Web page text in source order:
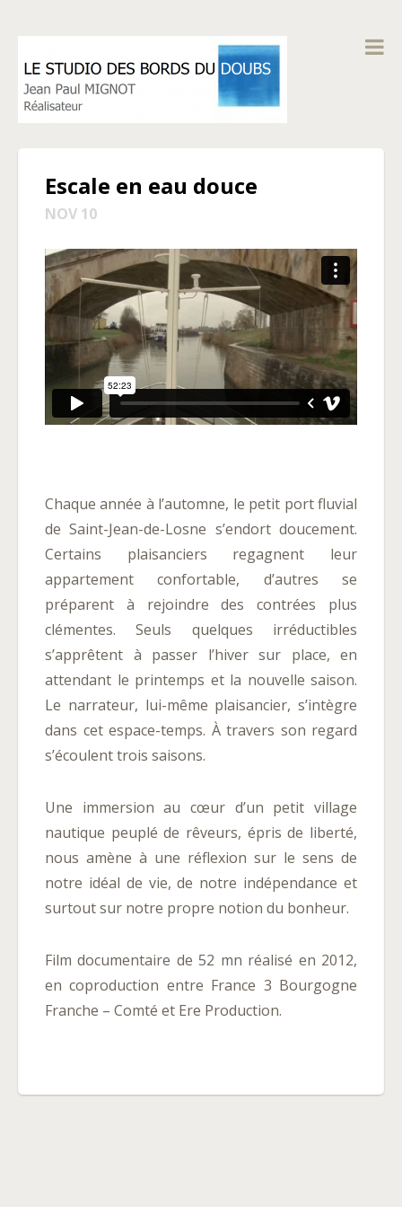
Escale en eau douce
NOV 10
Chaque année à l’automne, le petit port fluvial
de Saint-Jean-de-Losne s’endort doucement.
Certains plaisanciers regagnent leur
appartement confortable, d’autres se
préparent à rejoindre des contrées plus
clémentes. Seuls quelques irréductibles
s’apprêtent à passer l’hiver sur place, en
attendant le printemps et la nouvelle saison.
Le narrateur, lui-même plaisancier, s’intègre
dans cet espace-temps. À travers son regard
s’écoulent trois saisons.
Une immersion au cœur d’un petit village
nautique peuplé de rêveurs, épris de liberté,
nous amène à une réflexion sur le sens de
notre idéal de vie, de notre indépendance et
surtout sur notre propre notion du bonheur.
Film documentaire de 52 mn réalisé en 2012,
en coproduction entre France 3 Bourgogne
Franche – Comté et Ere Production.